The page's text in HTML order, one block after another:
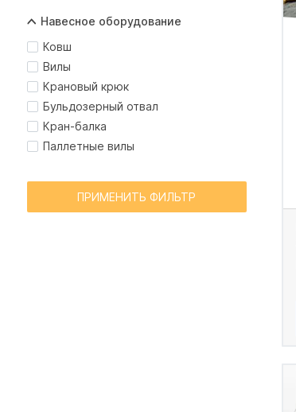
Навесное оборудование
Ковш
Вилы
Крановый крюк
Бульдозерный отвал
Кран-балка
Паллетные вилы
ПРИМЕНИТЬ ФИЛЬТР